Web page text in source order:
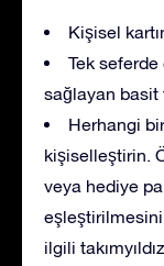
Kişisel
Tek seferde
sağlayan basit
Herhangi bir
kişiselleştirin.
veya hediye
eşleştirilmesini
ilgili